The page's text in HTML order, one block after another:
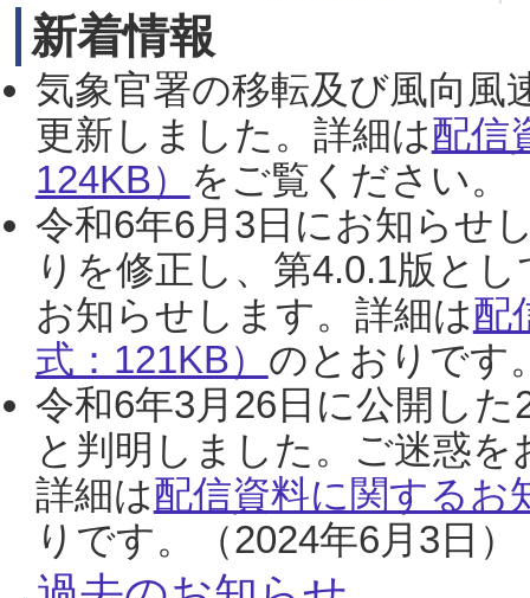
新着情報
気象官署の移転及び風向風
更新しました。詳細は配信
124KB） をご覧ください。
令和6年6月3日にお知らせ
りを修正し、第4.0.1版と
お知らせします。詳細は配
式：121KB） のとおりです
令和6年3月26日に公開し
と判明しました。ご迷惑
詳細は配信資料に関するお
りです。（2024年6月3日）